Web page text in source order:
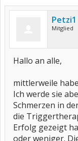
Petzi1
Mitglied
Hallo an alle,
mittlerweile
Ich werde sie
Schmerzen in
die
Erfolg gezeigt
oder weniger.